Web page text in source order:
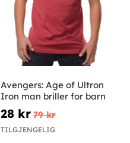
Avengers: Age of Ultron
Iron man briller for barn
28 kr 79 kr
TILGJENGELIG